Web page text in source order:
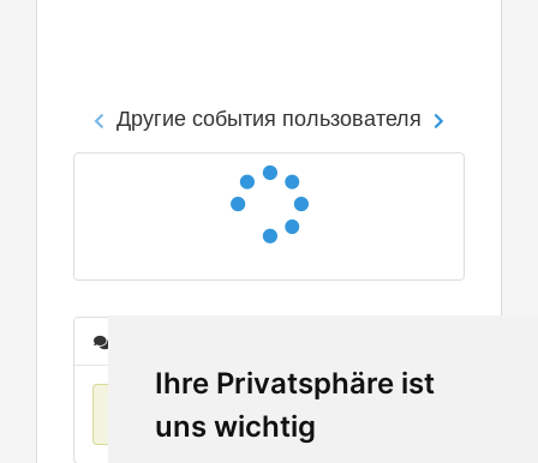
Ihre Privatsphäre ist
uns wichtig
Другие события пользователя